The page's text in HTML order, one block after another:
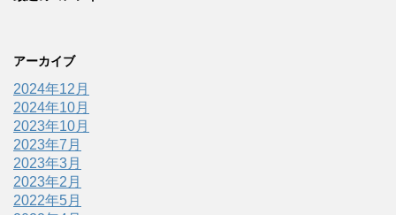
アーカイブ
2024年12月
2024年10月
2023年10月
2023年7月
2023年3月
2023年2月
2022年5月